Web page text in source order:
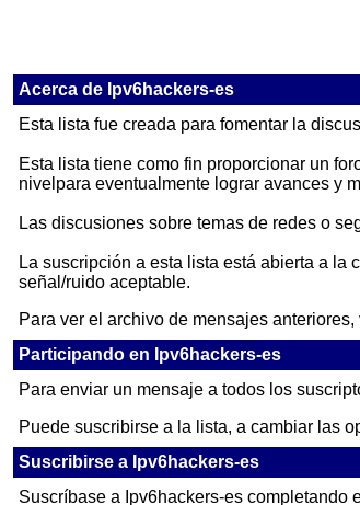
Acerca de Ipv6hackers-es
Esta lista fue creada para fomentar la
Esta lista tiene como fin proporcionar un
nivelpara eventualmente lograr avances y
Las discusiones sobre temas de redes o
La suscripción a esta lista está abierta a la
señal/ruido aceptable.
Para ver el archivo de mensajes anteriores,
Participando en Ipv6hackers-es
Para enviar un mensaje a todos los
Puede suscribirse a la lista, a cambiar las
Suscribirse a Ipv6hackers-es
Suscríbase a Ipv6hackers-es completando